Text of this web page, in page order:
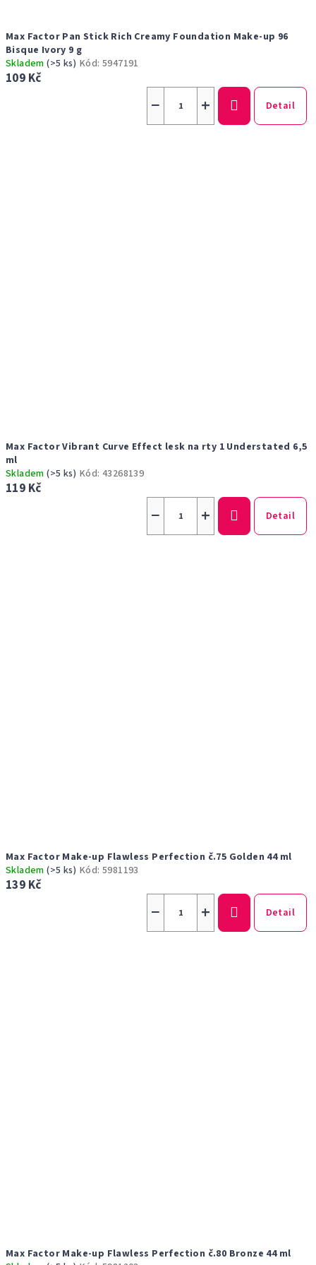
Max Factor Pan Stick Rich Creamy Foundation Make-up 96
Bisque Ivory 9 g
Skladem(>5 ks) Kód:5947191
109 Kč
+
− Detail
Max Factor Vibrant Curve Effect lesk na rty 1 Understated 6,5
ml
Skladem(>5 ks) Kód:43268139
119 Kč
+
− Detail
Max Factor Make-up Flawless Perfection č.75 Golden 44 ml
Skladem(>5 ks) Kód:5981193
139 Kč
+
− Detail
Max Factor Make-up Flawless Perfection č.80 Bronze 44 ml